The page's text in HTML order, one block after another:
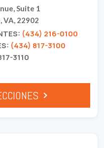
Suite 1
VA, 22902
(434) 216-0100
(434) 817-3100
3110